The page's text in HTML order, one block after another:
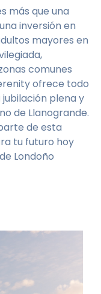
más que una
inversión en
mayores en
comunes
ofrece todo
plena y
de Llanogrande.
de esta
tu futuro hoy
de Londoño